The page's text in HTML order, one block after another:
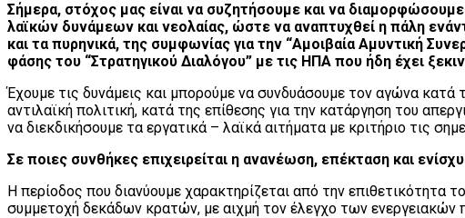
Σήμερα, στόχος μας είναι να συζητήσουμε και να
λαϊκών δυνάμεων και νεολαίας, ώστε να αναπτυχθεί η πάλη
και τα πυρηνικά, της συμφωνίας για την “Αμοιβαία Αμυντική
φάσης του “Στρατηγικού Διαλόγου” με τις ΗΠΑ που ήδη έχει
Έχουμε τις δυνάμεις και μπορούμε να συνδυάσουμε τον αγώνα
αντιλαϊκή πολιτική, κατά της επίθεσης για την κατάργηση του
να διεκδικήσουμε τα εργατικά – λαϊκά αιτήματα με κριτήριο τις
Σε ποιες συνθήκες επιχειρείται η ανανέωση, επέκταση και
Η περίοδος που διανύουμε χαρακτηρίζεται από την
συμμετοχή δεκάδων κρατών, με αιχμή τον έλεγχο των